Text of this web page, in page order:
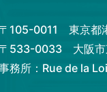
105-0011 東京都
533-0033 大阪市
務所：Rue de la